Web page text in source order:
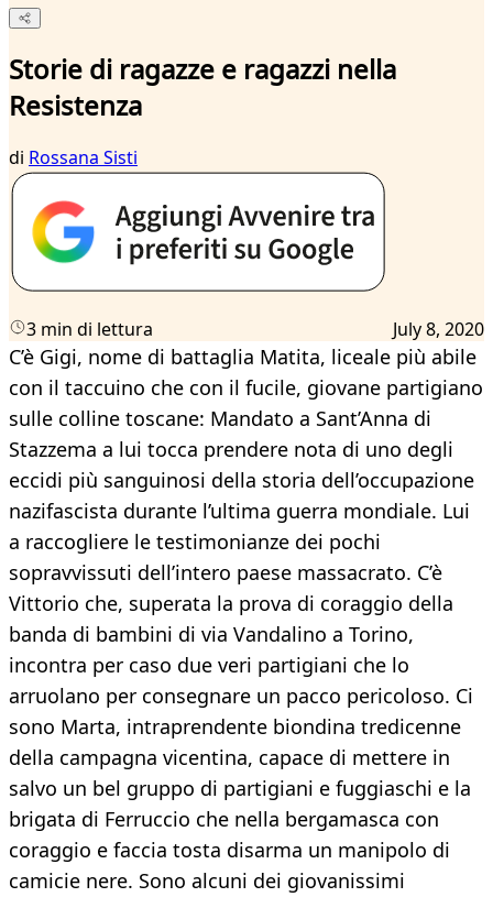
Storie di ragazze e ragazzi nella
Resistenza
di Rossana Sisti
3 min di lettura July 8, 2020
C’è Gigi, nome di battaglia Matita, liceale più abile
con il taccuino che con il fucile, giovane partigiano
sulle colline toscane: Mandato a Sant’Anna di
Stazzema a lui tocca prendere nota di uno degli
eccidi più sanguinosi della storia dell’occupazione
nazifascista durante l’ultima guerra mondiale. Lui
a raccogliere le testimonianze dei pochi
sopravvissuti dell’intero paese massacrato. C’è
Vittorio che, superata la prova di coraggio della
banda di bambini di via Vandalino a Torino,
incontra per caso due veri partigiani che lo
arruolano per consegnare un pacco pericoloso. Ci
sono Marta, intraprendente biondina tredicenne
della campagna vicentina, capace di mettere in
salvo un bel gruppo di partigiani e fuggiaschi e la
brigata di Ferruccio che nella bergamasca con
coraggio e faccia tosta disarma un manipolo di
camicie nere. Sono alcuni dei giovanissimi